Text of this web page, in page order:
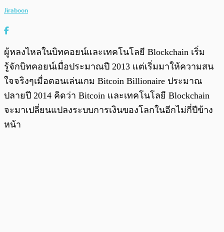
Jiraboon
ผู้หลงไหลในบิทคอยน์และเทคโนโลยี Blockchain เริ่ม
รู้จักบิทคอยน์เมื่อประมาณปี 2013 แต่เริ่มมาให้ความสน
ใจจริงๆเมื่อตอนเล่นเกม Bitcoin Billionaire ประมาณ
ปลายปี 2014 คิดว่า Bitcoin และเทคโนโลยี Blockchain
จะมาเปลี่ยนแปลงระบบการเงินของโลกในอีกไม่กี่ปีข้าง
หน้า